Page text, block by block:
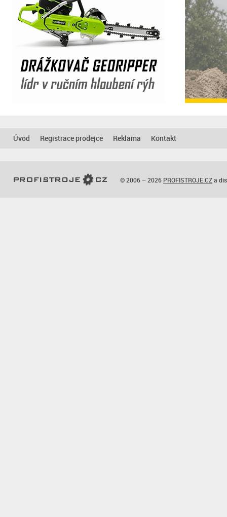
Úvod Registrace prodejce Reklama Kontakt
© 2006 – 2026 PROFISTROJE.CZa